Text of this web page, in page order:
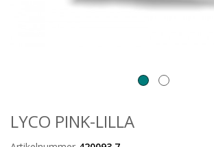
LYCO PINK-LILLA